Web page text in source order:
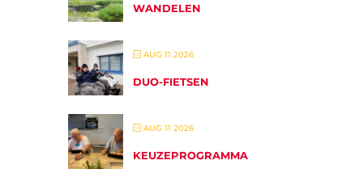
WANDELEN
AUG 11 2026
DUO-FIETSEN
AUG 11 2026
KEUZEPROGRAMMA